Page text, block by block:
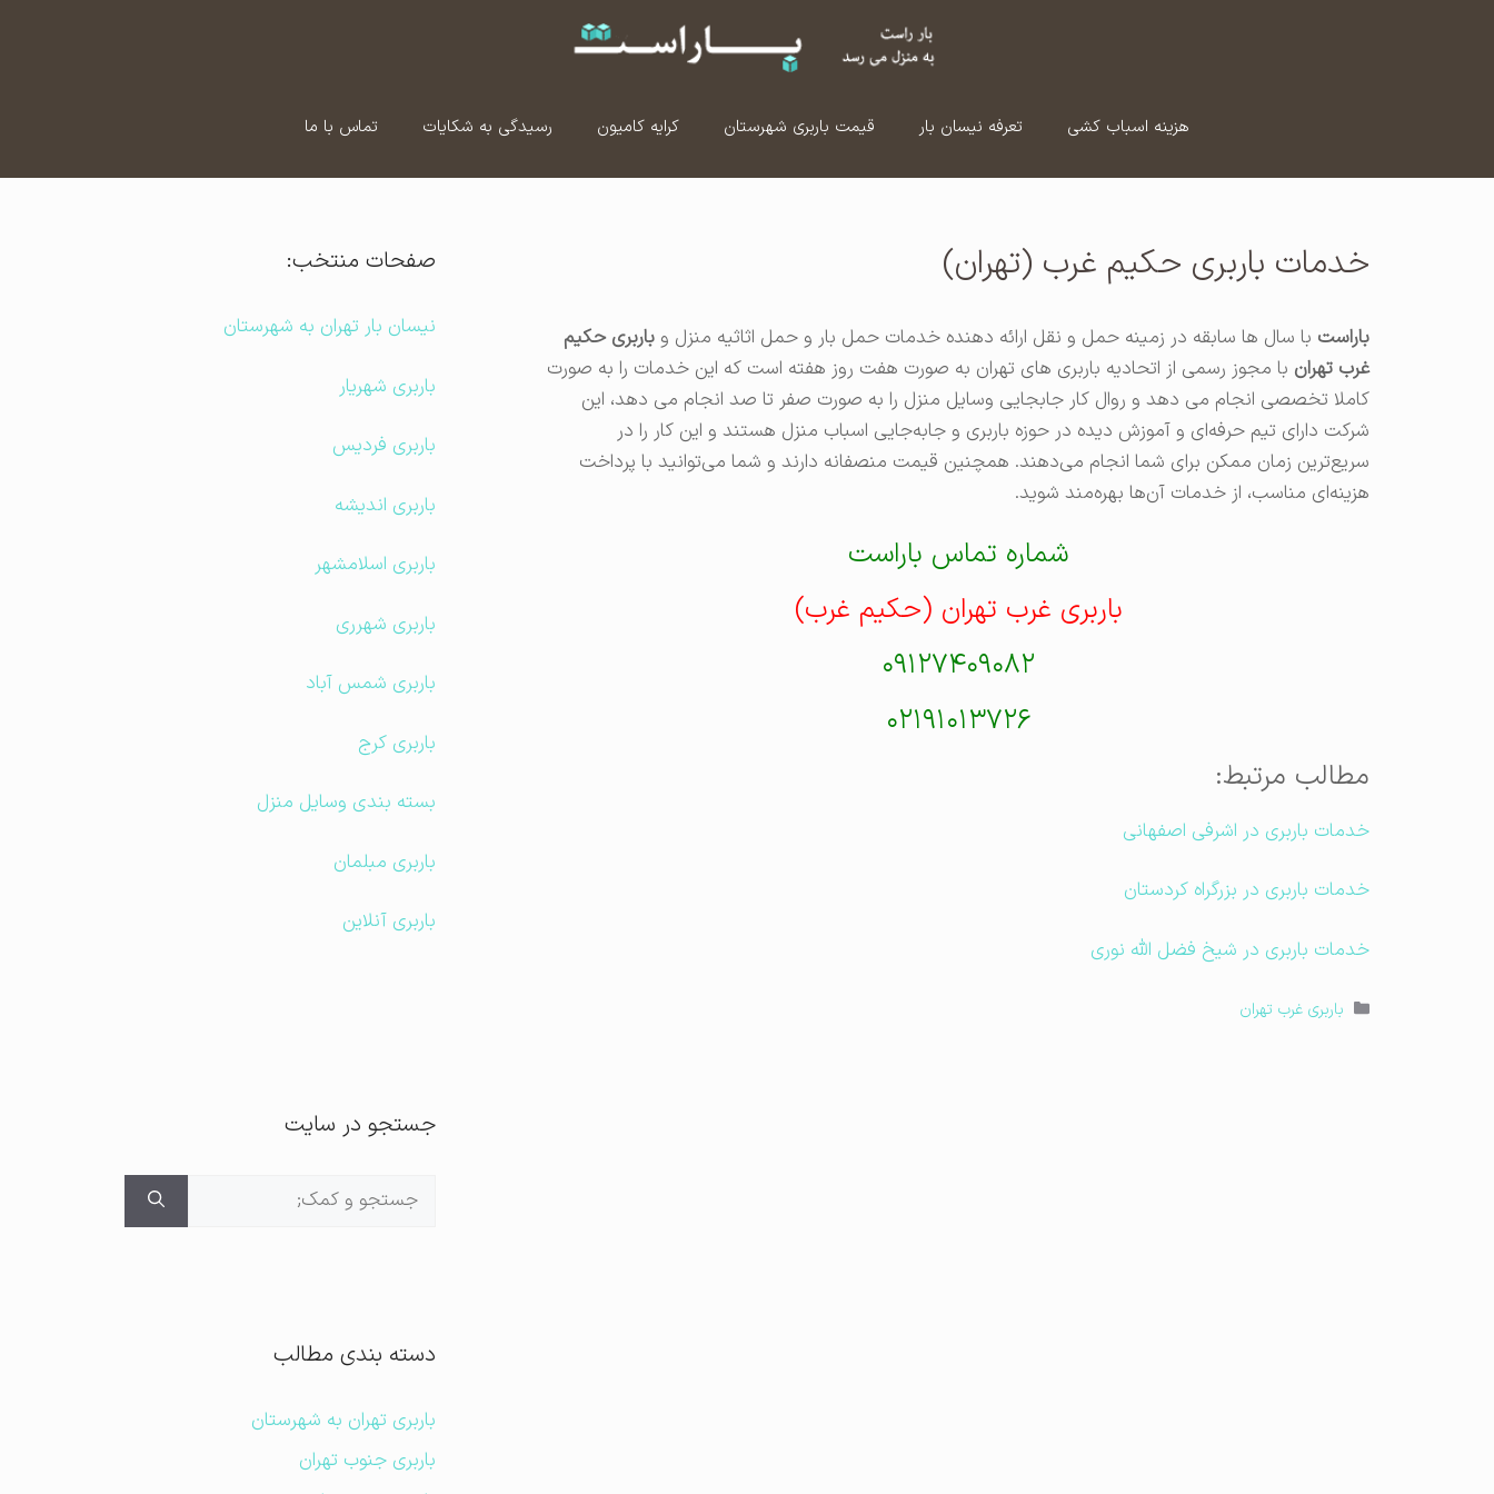
هزینه اسباب کشی تعرفه نیسان بار قیمت باربری شهرستان کرایه کامیون رسیدگی به شکایات تماس با ما
خدمات باربری حکیم غرب (تهران)
باراست با سال ها سابقه در زمینه حمل و نقل ارائه دهنده خدمات حمل بار و حمل اثاثیه منزل وباربری حکیم
غرب تهران با مجوز رسمی از اتحادیه باربری های تهران به صورت هفت روز هفته است که این خدمات را به صورت
کاملا تخصصی انجام می دهد و روال کار جابجایی وسایل منزل را به صورت صفر تا صد انجام می دهد، این
شرکت دارای تیم حرفه‌ای و آموزش دیده در حوزه باربری و جابه‌جایی اسباب منزل هستند و این کار را در
سریع‌ترین زمان ممکن برای شما انجام می‌دهند. همچنین قیمت منصفانه دارند و شما می‌توانید با پرداخت
هزینه‌ای مناسب، از خدمات آن‌ها بهره‌مند شوید.
شماره تماس باراست
باربری غرب تهران (حکیم غرب)
۰۹۱۲۷۴۰۹۰۸۲
۰۲۱۹۱۰۱۳۷۲۶
مطالب مرتبط:
خدمات باربری در اشرفی اصفهانی
خدمات باربری در بزرگراه کردستان
خدمات باربری در شیخ فضل الله نوری
دسته‌ها
باربری غرب تهران
صفحات منتخب:
نیسان بار تهران به شهرستان
باربری شهریار
باربری فردیس
باربری اندیشه
باربری اسلامشهر
باربری شهرری
باربری شمس آباد
باربری کرج
بسته بندی وسایل منزل
باربری مبلمان
باربری آنلاین
جستجو در سایت
جستجوی
دسته بندی مطالب
باربری تهران به شهرستان
باربری جنوب تهران